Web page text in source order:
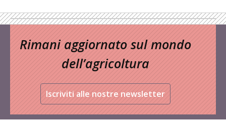
Rimani aggiornato sul mondo
dell’agricoltura
Iscriviti alle nostre newsletter